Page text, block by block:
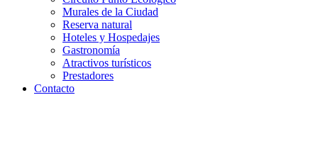
Murales de la Ciudad
Reserva natural
Hoteles y Hospedajes
Gastronomía
Atractivos turísticos
Prestadores
Contacto